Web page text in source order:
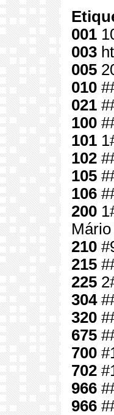
001
003
005
010
021
100
101
102
105
106
200
210
215
225
304
320
675
700
702
966
966